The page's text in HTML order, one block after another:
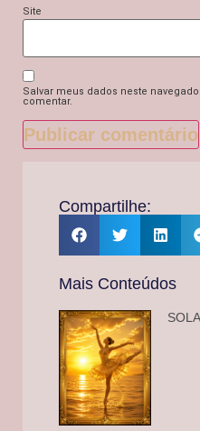
Site
Salvar meus dados neste
comentar.
Compartilhe:
Mais Conteúdos